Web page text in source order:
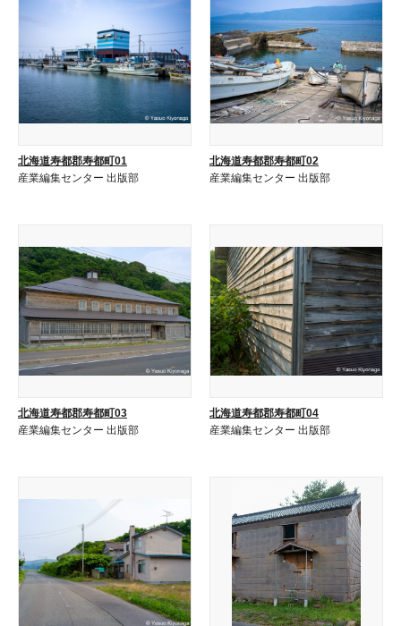
北海道寿都郡寿都町01
産業編集センター 出版部
北海道寿都郡寿都町02
産業編集センター 出版部
北海道寿都郡寿都町03
産業編集センター 出版部
北海道寿都郡寿都町04
産業編集センター 出版部